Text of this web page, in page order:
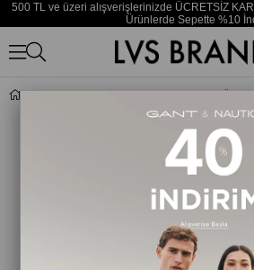
500 TL ve üzeri alışverişlerinizde ÜCRETSİZ
Ürünlerde Sepette %10